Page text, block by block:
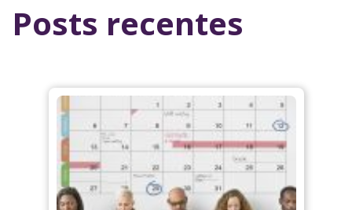
Posts recentes